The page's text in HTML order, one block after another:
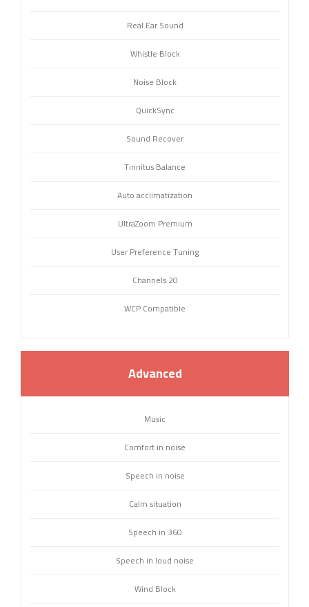
Real Ear Sound
Whistle Block
Noise Block
QuickSync
Sound Recover
Tinnitus Balance
Auto acclimatization
UltraZoom Premium
User Preference Tuning
20 Channels
WCP Compatible
Advanced
Music
Comfort in noise
Speech in noise
Calm situation
Speech in 360
Speech in loud noise
Wind Block